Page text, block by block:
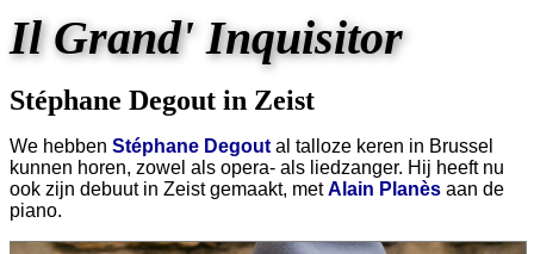
Il Grand' Inquisitor
Stéphane Degout in Zeist
We hebben Stéphane Degout al talloze keren in Brussel
kunnen horen, zowel als opera- als liedzanger. Hij heeft nu
ook zijn debuut in Zeist gemaakt, metAlain Planès aan de
piano.